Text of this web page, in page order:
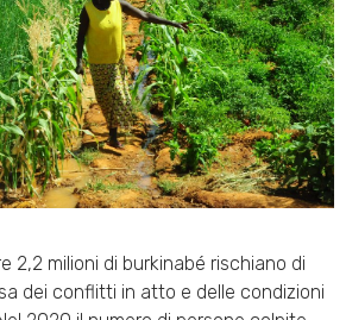
2,2 milioni di burkinabé rischiano di
dei conflitti in atto e delle condizioni